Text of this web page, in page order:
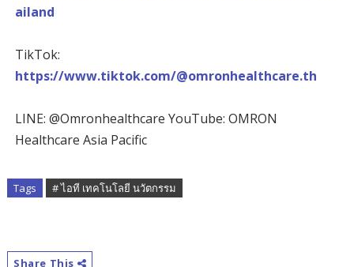
ailand
TikTok:
https://www.tiktok.com/@omronhealthcare.th
LINE: @Omronhealthcare YouTube: OMRON
Healthcare Asia Pacific
Tags # ไอที เทคโนโลยี นวัตกรรม
Share This